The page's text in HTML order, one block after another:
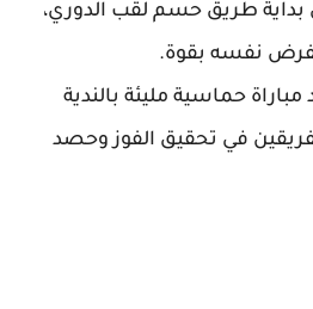
طريق حسم لقب الدوري،
نفسه بقوة.
حماسية مليئة بالندية
في تحقيق الفوز وحصد